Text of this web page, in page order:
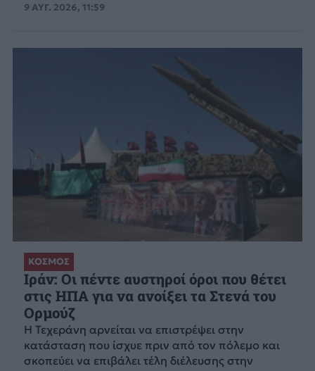
9 ΑΥΓ. 2026, 11:59
ΚΟΣΜΟΣ
Ιράν: Οι πέντε αυστηροί όροι που θέτει
στις ΗΠΑ για να ανοίξει τα Στενά του
Ορμούζ
Η Τεχεράνη αρνείται να επιστρέψει στην
κατάσταση που ίσχυε πριν από τον πόλεμο και
σκοπεύει να επιβάλει τέλη διέλευσης στην